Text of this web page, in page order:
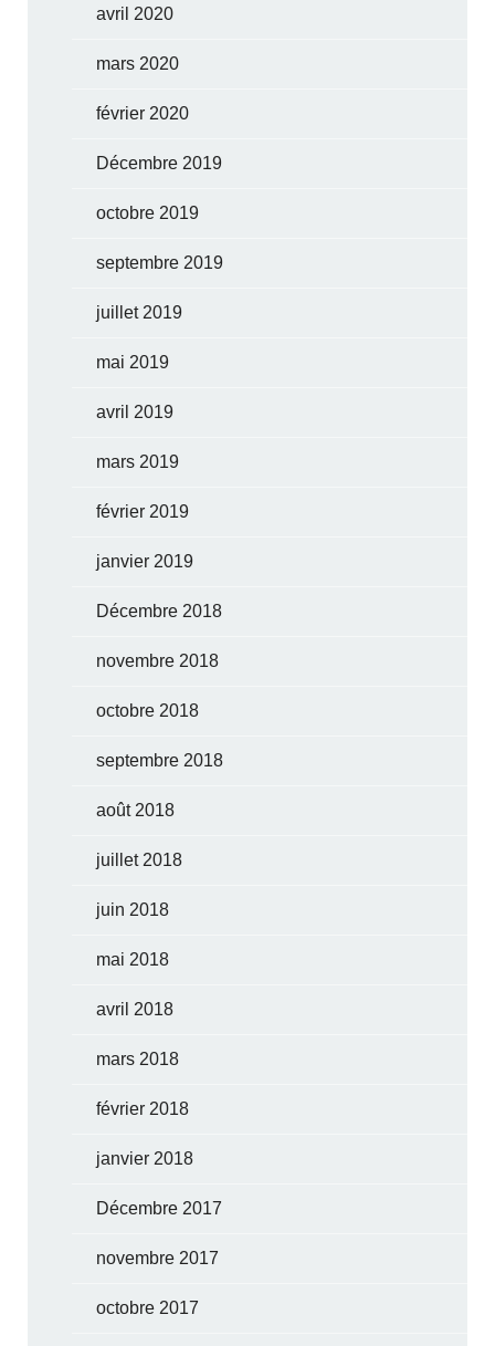
avril 2020
mars 2020
février 2020
Décembre 2019
octobre 2019
septembre 2019
juillet 2019
mai 2019
avril 2019
mars 2019
février 2019
janvier 2019
Décembre 2018
novembre 2018
octobre 2018
septembre 2018
août 2018
juillet 2018
juin 2018
mai 2018
avril 2018
mars 2018
février 2018
janvier 2018
Décembre 2017
novembre 2017
octobre 2017